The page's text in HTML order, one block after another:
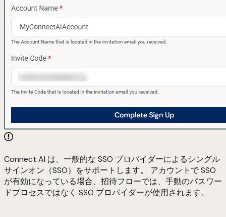
Connect AI は、一般的な SSO プロバイダーによるシングル
サインオン（SSO）をサポートします。 アカウントで SSO
が有効になっている場合、招待フローでは、手動のパスワー
ドプロセスではなく SSO プロバイダーが使用されます。